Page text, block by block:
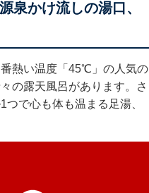
泉かけ流しの湯口、
熱い温度「45℃」の人気の
の露天風呂があります。さ
で心も体も温まる足湯、